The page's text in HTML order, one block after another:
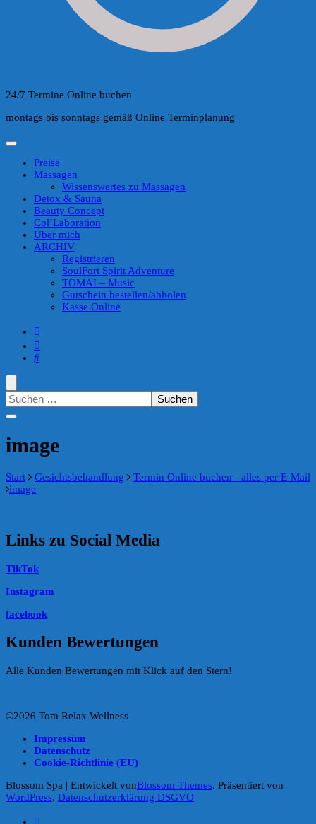
24/7 Termine Online buchen
montags bis sonntags gemäß Online Terminplanung
Preise
Massagen
Wissenswertes zu Massagen
Detox & Sauna
Beauty Concept
Col’Laboration
Über mich
ARCHIV
Registrieren
SoulFort Spirit Adventure
TOMAI – Music
Gutschein bestellen/abholen
Kasse Online
Suchen
nach:
image
Start Gesichtsbehandlung
Termin Online buchen - alles per E-Mail
image
Links zu Social Media
TikTok
Instagram
facebook
Kunden Bewertungen
Alle Kunden Bewertungen mit Klick auf den Stern!
©2026 Tom Relax Wellness
Impressum
Datenschutz
Cookie-Richtlinie (EU)
Blossom Spa | Entwickelt vonBlossom Themes. Präsentiert von
WordPress. Datenschutzerklärung DSGVO